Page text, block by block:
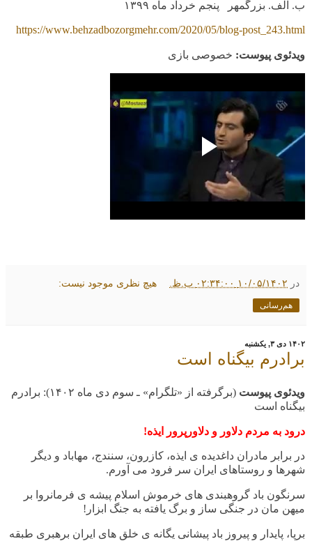
ب. الف. بزرگمهر پنجم خرداد ماه ۱۳۹۹
https://www.behzadbozorgmehr.com/2020/05/blog-post_243.html
ویدئوی پیوست: خصوصی بازی
در ۱۰/۰۵/۱۴۰۲ ۰۲:۳۴:۰۰ ب.ظ. هیچ نظری موجود نیست:
هم‌رسانی
۱۴۰۲ دی ۳, یکشنبه
برادرم بیگناه است
ویدئوی پیوست
(برگرفته از «تلگرام» ـ سوم دی ماه ۱۴۰۲): برادرم
بیگناه است
درود به مردم دلاور و دلاورپرور ایذه!
در برابر مادران داغدیده ی ایذه، کازرون، سنندج، مهاباد و دیگر
شهرها و روستاهای ایران سر فرود می آورم.
سرنگون باد گروهبندی های خرموش اسلام پیشه ی فرمانروا بر
میهن مان در جنگی ساز و برگ یافته به جنگ ابزار!
برپا، پایدار و پیروز باد پیشانی یگانه ی خلق های ایران برهبری طبقه